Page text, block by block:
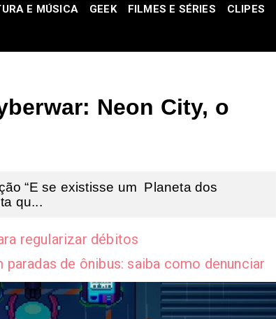
E MÚSICA GEEK FILMES E SÉRIES CLIPES
desta sexta-feira (07), no programa
Neon City, o
“E se existisse um Planeta dos
qu...
regularizar débitos
de ônibus: saiba como denunciar